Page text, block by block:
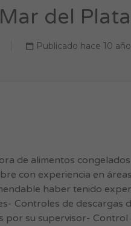
del
Publicado hace 10
de alimentos
con experiencia en
haber tenido
Controles de descargas
por su supervisor- Control